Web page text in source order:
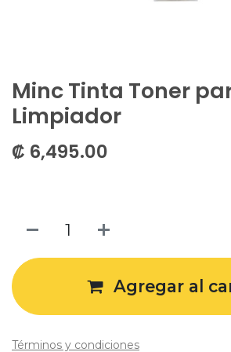
Minc Tinta Toner
Limpiador
₡ 6,495.00
Agregar al
Términos y condiciones